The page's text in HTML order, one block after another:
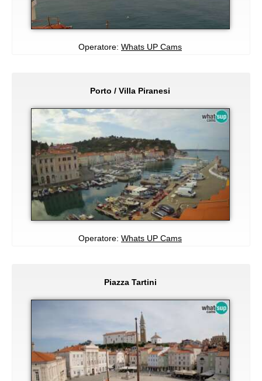
Operatore: Whats UP Cams
Porto / Villa Piranesi
Operatore: Whats UP Cams
Piazza Tartini